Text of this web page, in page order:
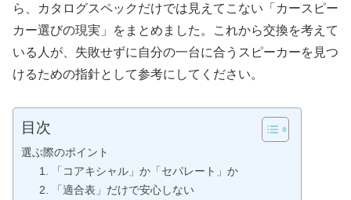
ら、カタログスペックだけでは見えてこない「カースピー
カー選びの現実」をまとめました。これから交換を考えて
いる人が、失敗せずに自分の一台に合うスピーカーを見つ
けるための指針として参考にしてください。
目次
選ぶ際のポイント
1. 「コアキシャル」か「セパレート」か
2. 「適合表」だけで安心しない